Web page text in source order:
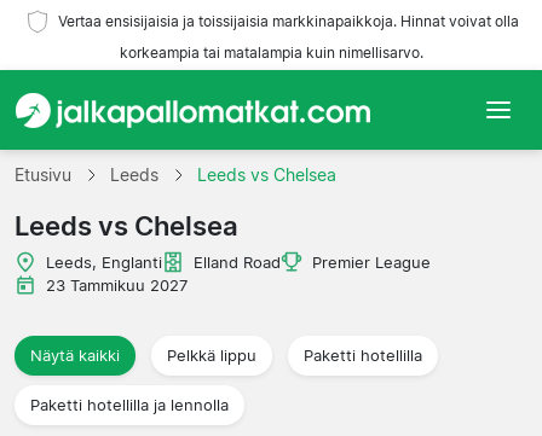
Vertaa ensisijaisia ja toissijaisia markkinapaikkoja. Hinnat voivat olla
korkeampia tai matalampia kuin nimellisarvo.
Etusivu
Joukkueet
Liigat
Matkatoimistoja
Etusivu Leeds Leeds vs Chelsea
Leeds vs Chelsea
Leeds, Englanti Elland Road
Premier League
23 Tammikuu 2027
Näytä kaikki Pelkkä lippu Paketti hotellilla
Paketti hotellilla ja lennolla